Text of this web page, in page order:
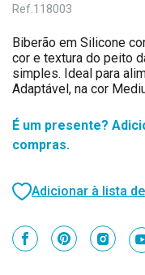
Ref.118003
Biberão em Silicone
cor e textura do peito
simples. Ideal para
Adaptável, na cor
É um presente?
compras.
Adicionar à lista